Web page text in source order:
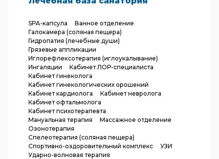
SPA-капсула
Ванное отделение
Галокамера (соляная пещера)
Гидропатия (лечебные души)
Грязевые аппликации
Иглорефлексотерапия (иглоукалывание)
Ингаляции
Кабинет ЛОР-специалиста
Кабинет гинеколога
Кабинет гинекологических орошений
Кабинет кардиолога
Кабинет невролога
Кабинет офтальмолога
Кабинет психотерапевта
Мануальная терапия
Массажное отделение
Озонотерапия
Спелеотерапия (соляная пещера)
Спортивно-оздоровительный комплекс
УЗИ
Ударно-волновая терапия